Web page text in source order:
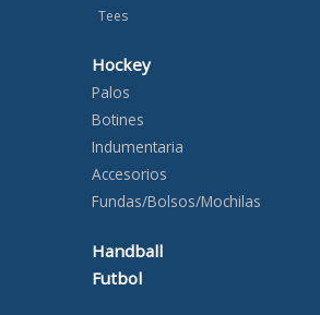
Tees
Hockey
Palos
Botines
Indumentaria
Accesorios
Fundas/Bolsos/Mochilas
Handball
Futbol